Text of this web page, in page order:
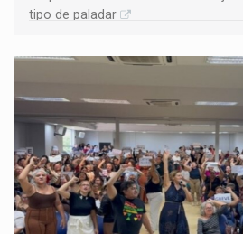
tipo de paladar